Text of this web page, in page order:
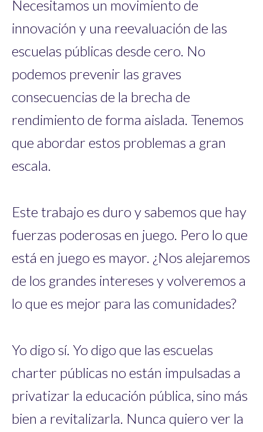
Necesitamos un movimiento de
innovación y una reevaluación de las
escuelas públicas desde cero. No
podemos prevenir las graves
consecuencias de la brecha de
rendimiento de forma aislada. Tenemos
que abordar estos problemas a gran
escala.
Este trabajo es duro y sabemos que hay
fuerzas poderosas en juego. Pero lo que
está en juego es mayor. ¿Nos alejaremos
de los grandes intereses y volveremos a
lo que es mejor para las comunidades?
Yo digo sí. Yo digo que las escuelas
charter públicas no están impulsadas a
privatizar la educación pública, sino más
bien a revitalizarla. Nunca quiero ver la